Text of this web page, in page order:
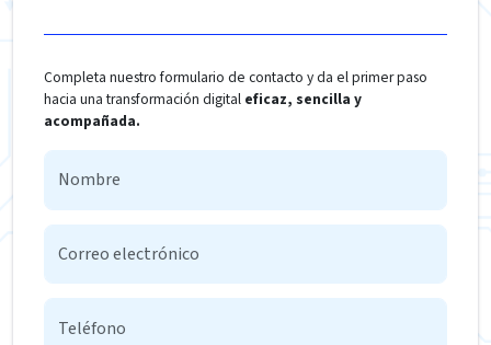
Completa nuestro formulario de contacto y da el primer paso
hacia una transformación digital eficaz, sencilla y
acompañada.